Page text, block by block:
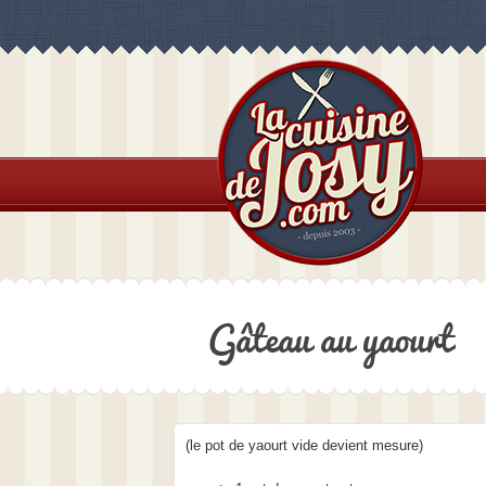
Gâteau au yaourt
(le pot de yaourt vide devient mesure)